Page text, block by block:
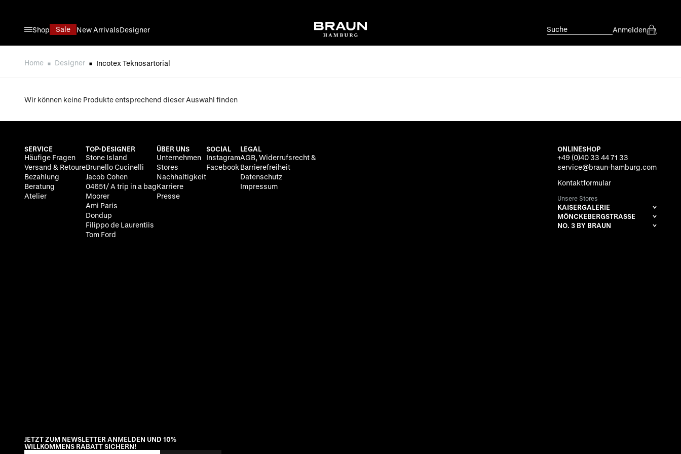
Shop
Sale New ArrivalsDesigner Suche Anmelden
Home Designer Incotex Teknosartorial
Wir können keine Produkte entsprechend dieser Auswahl finden
SERVICE
Häufige Fragen
Versand & Retoure
Bezahlung
Beratung
Atelier
TOP-DESIGNER
Stone Island
Brunello Cucinelli
Jacob Cohen
04651/ A trip in a bag
Moorer
Ami Paris
Dondup
Filippo de Laurentiis
Tom Ford
ÜBER UNS
Unternehmen
Stores
Nachhaltigkeit
Karriere
Presse
SOCIAL
Instagram
Facebook
LEGAL
AGB, Widerrufsrecht &
Barrierefreiheit
Datenschutz
Impressum
ONLINESHOP
+49 (0)40 33 44 71 33
service@braun-hamburg.com
Kontaktformular
Unsere Stores
KAISERGALERIE
MÖNCKEBERGSTRASSE
NO. 3 BY BRAUN
JETZT ZUM NEWSLETTER ANMELDEN UND 10%
WILLKOMMENS RABATT SICHERN!